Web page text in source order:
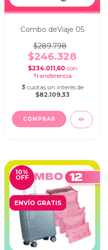
Combo deViaje 05
$289.798
$246.328
$234.011,60 con
3 cuotas sin interés de
$82.109,33
COMPRAR
10%
OFF
ENVÍO GRATIS